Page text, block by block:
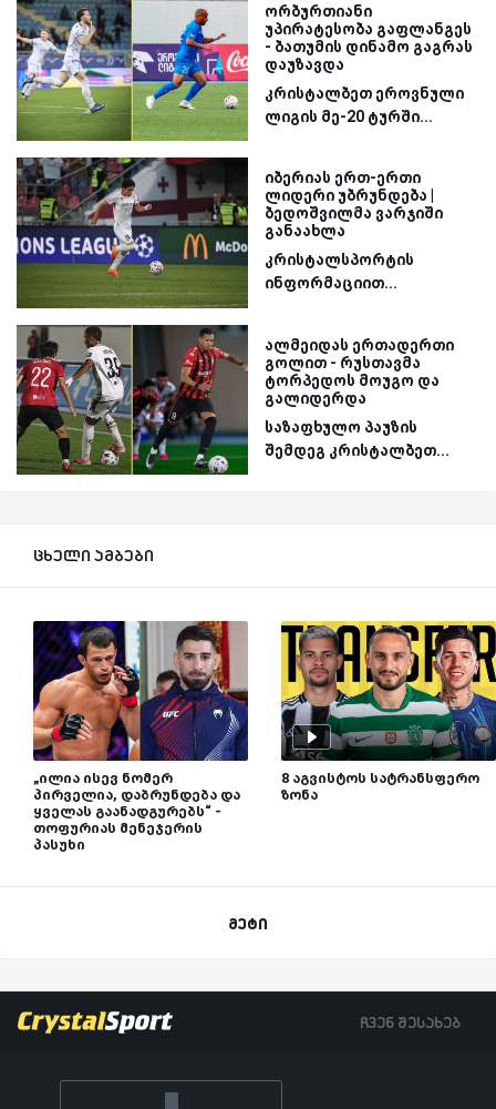
ორბურთიანი
უპირატესობა გაფლანგეს
- ბათუმის დინამო გაგრას
დაუზავდა
კრისტალბეთ ეროვნული
ლიგის მე-20 ტურში...
იბერიას ერთ-ერთი
ლიდერი უბრუნდება |
ბედოშვილმა ვარჯიში
განაახლა
კრისტალსპორტის
ინფორმაციით...
ალმეიდას ერთადერთი
გოლით - რუსთავმა
ტორპედოს მოუგო და
გალიდერდა
საზაფხულო პაუზის
შემდეგ კრისტალბეთ...
ცხელი ამბები
„ილია ისევ ნომერ
პირველია, დაბრუნდება და
ყველას გაანადგურებს“ -
თოფურიას მენეჯერის
პასუხი
8 აგვისტოს სატრანსფერო
ზონა
მეტი
ჩვენ შესახებ